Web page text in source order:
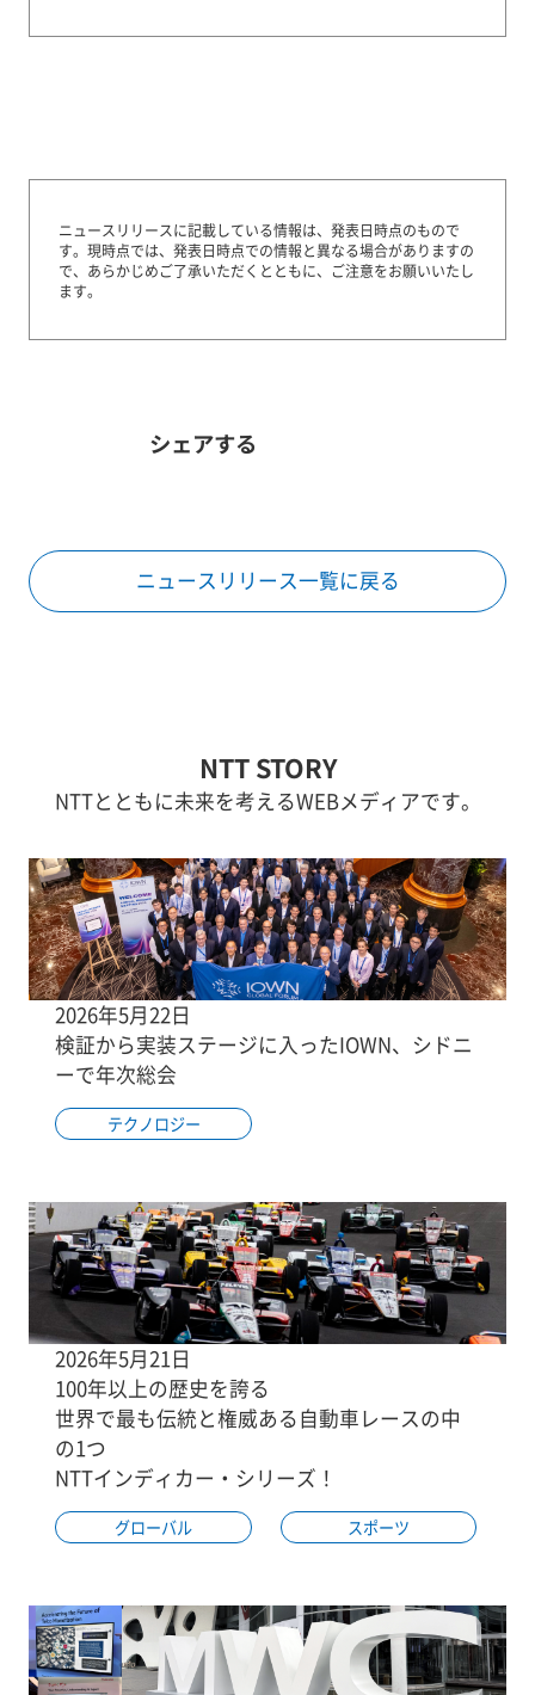
ニュースリリースに記載している情報は、発表日時点のもので
す。 現時点では、発表日時点での情報と異なる場合がありますの
で、あらかじめご了承いただくとともに、ご注意をお願いいたし
ます。
シェアする
ニュースリリース一覧に戻る
NTT STORY
NTTとともに未来を考えるWEBメディアです。
2026年5月22日
検証から実装ステージに入ったIOWN、シドニ
ーで年次総会
テクノロジー
2026年5月21日
100年以上の歴史を誇る
世界で最も伝統と権威ある自動車レースの中
の1つ
NTTインディカー・シリーズ！
グローバル スポーツ